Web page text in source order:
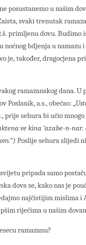
posustanemo u našim
svaki trenutak
primljenu dovu. Budimo
bdjenja u namazu
je, također, dragocjena
ramazanskog dana.
Poslanik, a.s., obećao: „
prije sehura bi učio mnogo
ve kina ‘azabe-n-nar.
Poslije sehura slijedi
pripada samo
dova se, kako nas je
najčistijim mislima i
riječima u našim
ramazanu?